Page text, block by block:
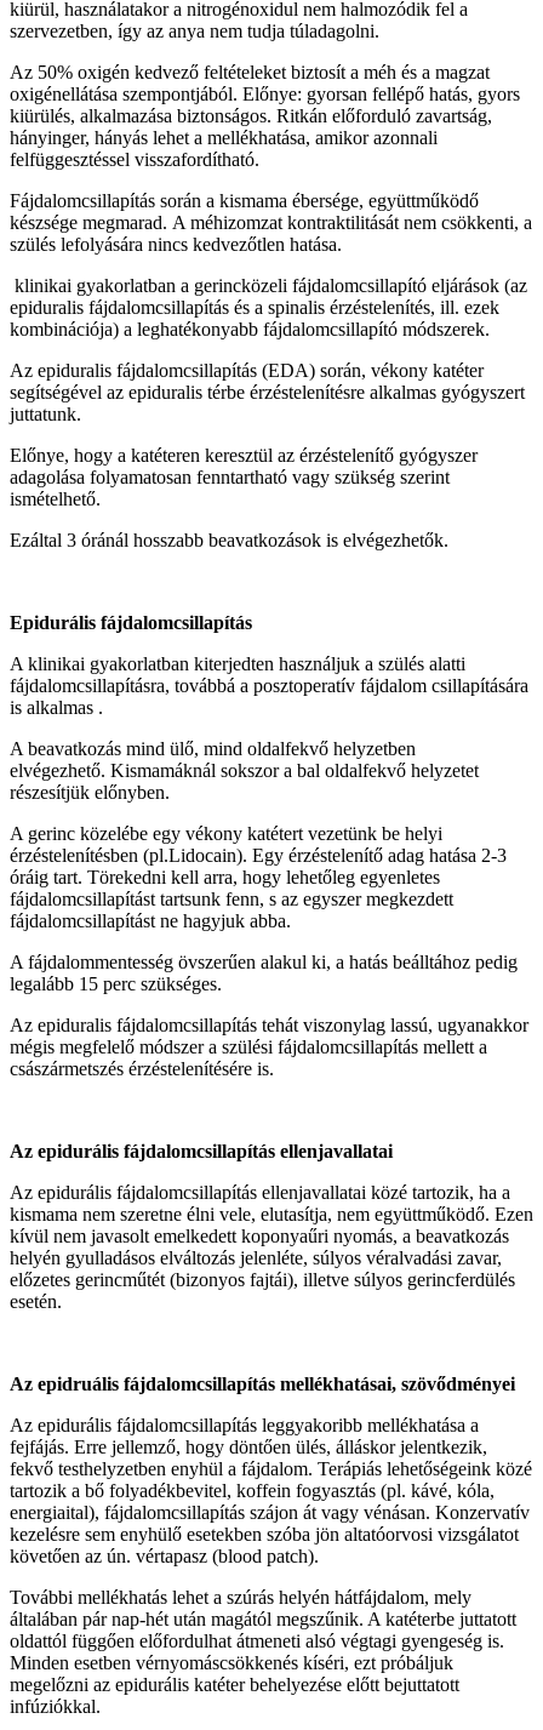
kiürül, használatakor a nitrogénoxidul nem halmozódik fel a
szervezetben, így az anya nem tudja túladagolni.
Az 50% oxigén kedvező feltételeket biztosít a méh és a magzat
oxigénellátása szempontjából. Előnye: gyorsan fellépő hatás, gyors
kiürülés, alkalmazása biztonságos. Ritkán előforduló zavartság,
hányinger, hányás lehet a mellékhatása, amikor azonnali
felfüggesztéssel visszafordítható.
Fájdalomcsillapítás során a kismama ébersége, együttműködő
készsége megmarad. A méhizomzat kontraktilitását nem csökkenti, a
szülés lefolyására nincs kedvezőtlen hatása.
klinikai gyakorlatban a gerincközeli fájdalomcsillapító eljárások (az
epiduralis fájdalomcsillapítás és a spinalis érzéstelenítés, ill. ezek
kombinációja) a leghatékonyabb fájdalomcsillapító módszerek.
Az epiduralis fájdalomcsillapítás (EDA) során, vékony katéter
segítségével az epiduralis térbe érzéstelenítésre alkalmas gyógyszert
juttatunk.
Előnye, hogy a katéteren keresztül az érzéstelenítő gyógyszer
adagolása folyamatosan fenntartható vagy szükség szerint
ismételhető.
Ezáltal 3 óránál hosszabb beavatkozások is elvégezhetők.
Epidurális fájdalomcsillapítás
A klinikai gyakorlatban kiterjedten használjuk a szülés alatti
fájdalomcsillapításra, továbbá a posztoperatív fájdalom csillapítására
is alkalmas .
A beavatkozás mind ülő, mind oldalfekvő helyzetben
elvégezhető. Kismamáknál sokszor a bal oldalfekvő helyzetet
részesítjük előnyben.
A gerinc közelébe egy vékony katétert vezetünk be helyi
érzéstelenítésben (pl.Lidocain). Egy érzéstelenítő adag hatása 2-3
óráig tart. Törekedni kell arra, hogy lehetőleg egyenletes
fájdalomcsillapítást tartsunk fenn, s az egyszer megkezdett
fájdalomcsillapítást ne hagyjuk abba.
A fájdalommentesség övszerűen alakul ki, a hatás beálltához pedig
legalább 15 perc szükséges.
Az epiduralis fájdalomcsillapítás tehát viszonylag lassú, ugyanakkor
mégis megfelelő módszer a szülési fájdalomcsillapítás mellett a
császármetszés érzéstelenítésére is.
Az epidurális fájdalomcsillapítás ellenjavallatai
Az epidurális fájdalomcsillapítás ellenjavallatai közé tartozik, ha a
kismama nem szeretne élni vele, elutasítja, nem együttműködő. Ezen
kívül nem javasolt emelkedett koponyaűri nyomás, a beavatkozás
helyén gyulladásos elváltozás jelenléte, súlyos véralvadási zavar,
előzetes gerincműtét (bizonyos fajtái), illetve súlyos gerincferdülés
esetén.
Az epidruális fájdalomcsillapítás mellékhatásai, szövődményei
Az epidurális fájdalomcsillapítás leggyakoribb mellékhatása a
fejfájás. Erre jellemző, hogy döntően ülés, álláskor jelentkezik,
fekvő testhelyzetben enyhül a fájdalom. Terápiás lehetőségeink közé
tartozik a bő folyadékbevitel, koffein fogyasztás (pl. kávé, kóla,
energiaital), fájdalomcsillapítás szájon át vagy vénásan. Konzervatív
kezelésre sem enyhülő esetekben szóba jön altatóorvosi vizsgálatot
követően az ún. vértapasz (blood patch).
További mellékhatás lehet a szúrás helyén hátfájdalom, mely
általában pár nap-hét után magától megszűnik. A katéterbe juttatott
oldattól függően előfordulhat átmeneti alsó végtagi gyengeség is.
Minden esetben vérnyomáscsökkenés kíséri, ezt próbáljuk
megelőzni az epidurális katéter behelyezése előtt bejuttatott
infúziókkal.